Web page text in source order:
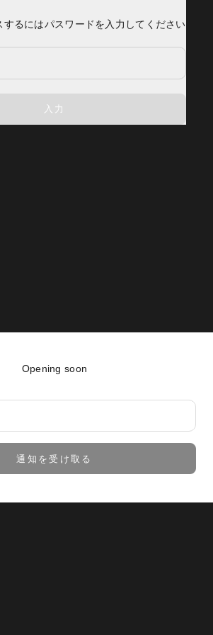
するにはパスワードを入力してください
入力
Opening soon
通知を受け取る